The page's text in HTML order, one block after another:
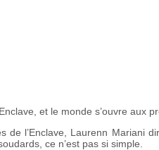
et le monde s’ouvre aux
de l’Enclave, Laurenn Mariani
ce n’est pas si simple.